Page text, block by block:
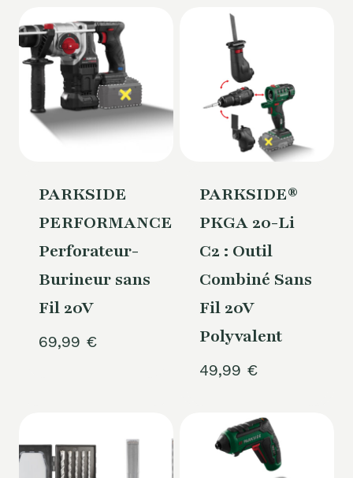
PARKSIDE
PERFORMANCE®
Perforateur-
Burineur sans
Fil 20V
69,99 €
PARKSIDE®
PKGA 20-Li
C2 : Outil
Combiné Sans
Fil 20V
Polyvalent
49,99 €